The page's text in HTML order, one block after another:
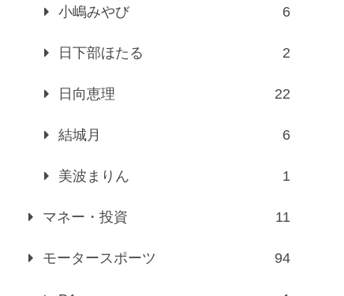
小嶋みやび 6
日下部ほたる 2
日向恵理 22
結城月 6
美波まりん 1
マネー・投資 11
モータースポーツ 94